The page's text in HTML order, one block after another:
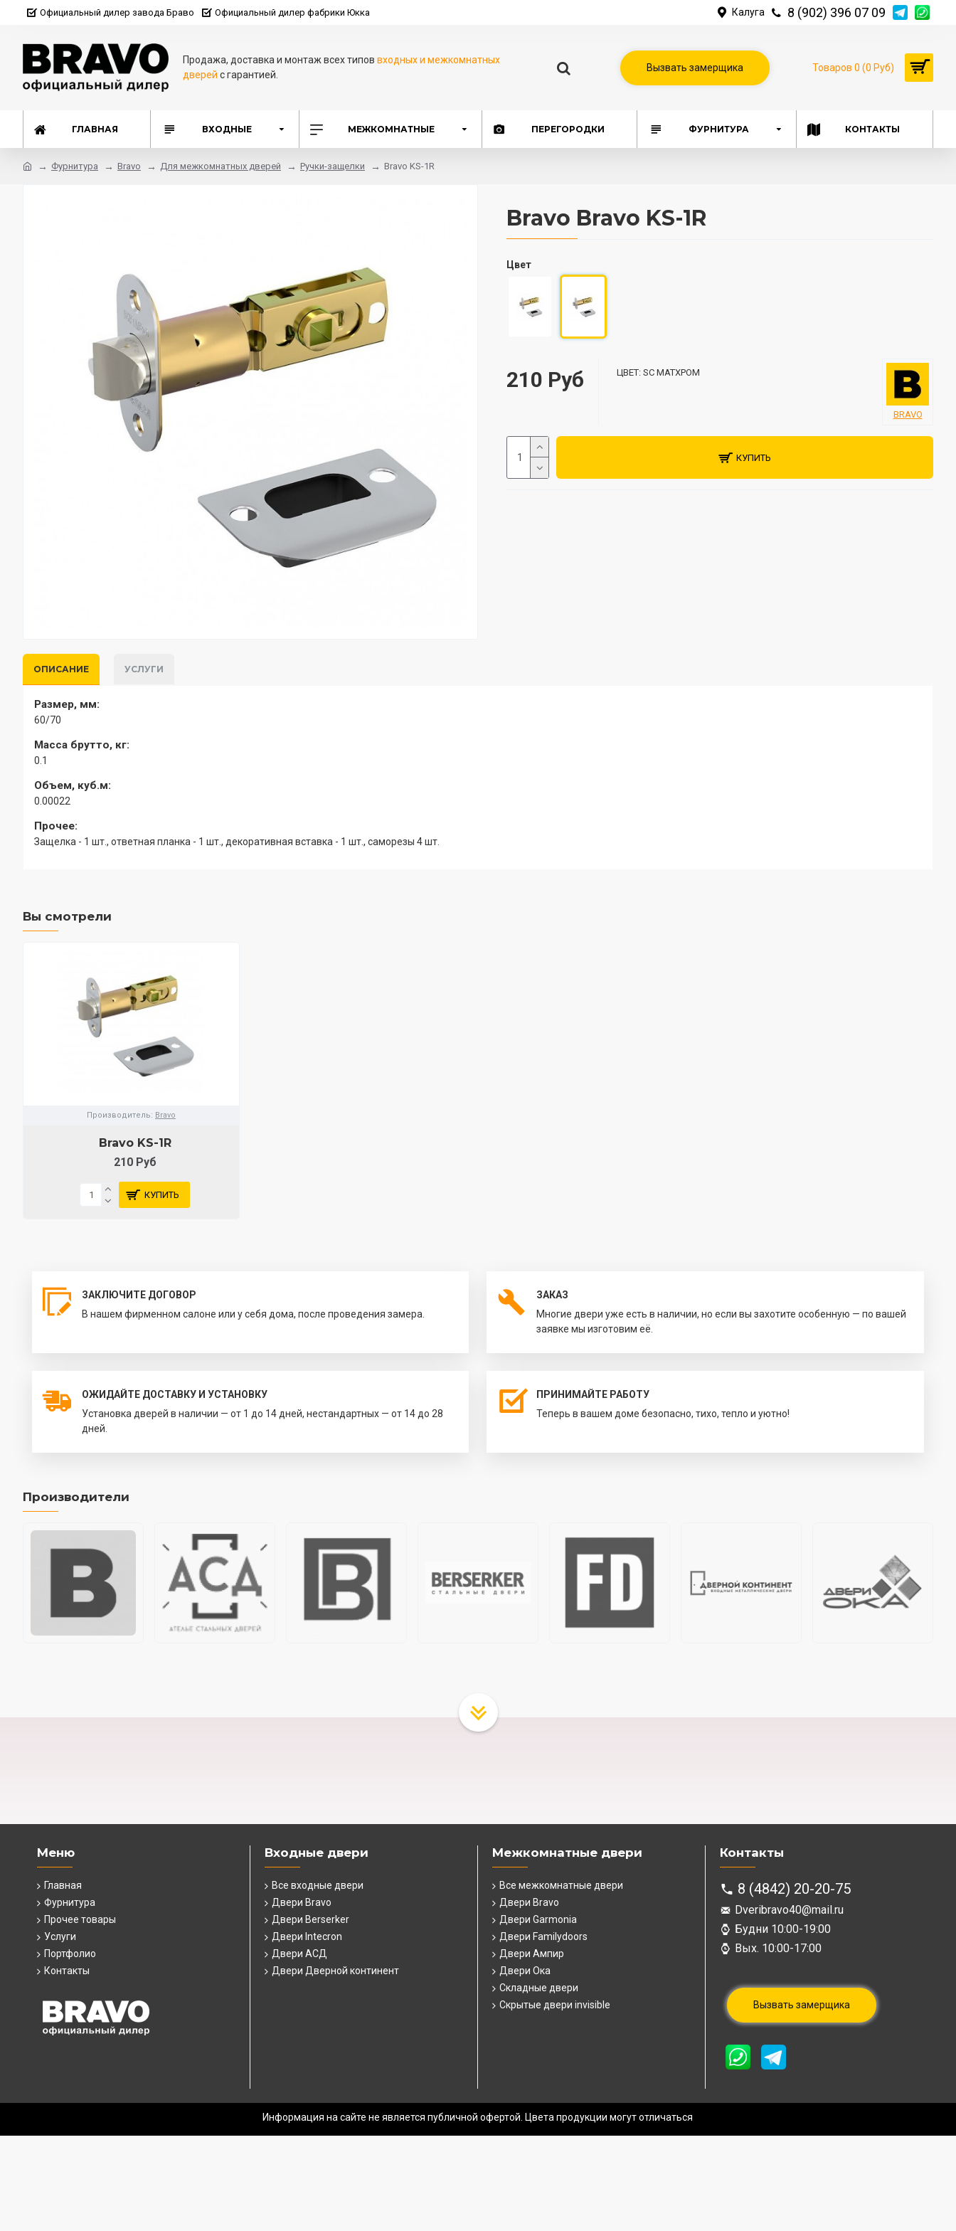
Официальный дилер завода Браво Официальный дилер фабрики Юкка Калуга 8 (902) 396 07 09
Продажа, доставка и монтаж всех типоввходных и межкомнатных
дверей с гарантией.
Вызвать замерщика Товаров 0 (0 Руб)
ГЛАВНАЯ ВХОДНЫЕ МЕЖКОМНАТНЫЕ ПЕРЕГОРОДКИ ФУРНИТУРА КОНТАКТЫ
Фурнитура Bravo Для межкомнатных дверей Ручки-защелки Bravo KS-1R
Bravo Bravo KS-1R
210 Руб ЦВЕТ: SC МАТХРОМ
BRAVO
Цвет
КУПИТЬ
ОПИСАНИЕ УСЛУГИ
Размер, мм:
60/70
Масса брутто, кг:
0.1
Объем, куб.м:
0.00022
Прочее:
Защелка - 1 шт., ответная планка - 1 шт., декоративная вставка - 1 шт., саморезы 4 шт.
Вы смотрели
Производитель: Bravo
Bravo KS-1R
210 Руб
КУПИТЬ
ЗАКЛЮЧИТЕ ДОГОВОР
В нашем фирменном салоне или у себя дома, после проведения замера.
ЗАКАЗ
Многие двери уже есть в наличии, но если вы захотите особенную — по вашей
заявке мы изготовим её.
ОЖИДАЙТЕ ДОСТАВКУ И УСТАНОВКУ
Установка дверей в наличии — от 1 до 14 дней, нестандартных — от 14 до 28
дней.
ПРИНИМАЙТЕ РАБОТУ
Теперь в вашем доме безопасно, тихо, тепло и уютно!
Производители
Меню
Главная
Фурнитура
Прочее товары
Услуги
Портфолио
Контакты
Входные двери
Все входные двери
Двери Bravo
Двери Berserker
Двери Intecron
Двери АСД
Двери Дверной континент
Межкомнатные двери
Все межкомнатные двери
Двери Bravo
Двери Garmonia
Двери Familydoors
Двери Ампир
Двери Ока
Складные двери
Скрытые двери invisible
Контакты
8 (4842) 20-20-75
Dveribravo40@mail.ru
Будни 10:00-19:00
Вых. 10:00-17:00
Вызвать замерщика
Информация на сайте не является публичной офертой. Цвета продукции могут отличаться